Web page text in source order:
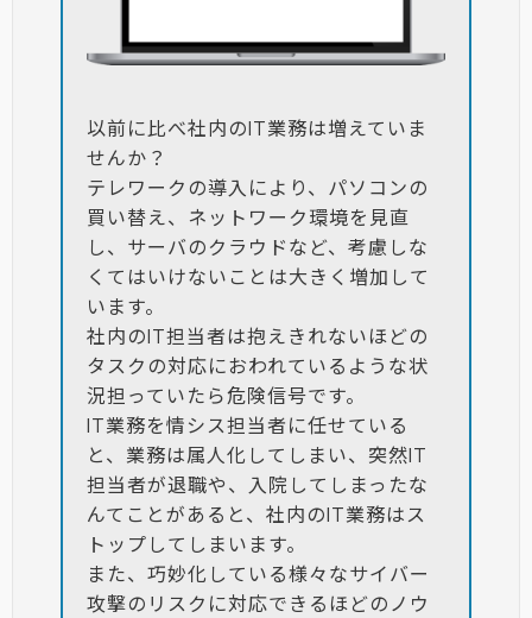
以前に比べ社内のIT業務は増えていま
せんか？
テレワークの導入により、パソコンの
買い替え、ネットワーク環境を見直
し、サーバのクラウドなど、考慮しな
くてはいけないことは大きく増加して
います。
社内のIT担当者は抱えきれないほどの
タスクの対応におわれているような状
況担っていたら危険信号です。
IT業務を情シス担当者に任せている
と、業務は属人化してしまい、突然IT
担当者が退職や、入院してしまったな
んてことがあると、社内のIT業務はス
トップしてしまいます。
また、巧妙化している様々なサイバー
攻撃のリスクに対応できるほどのノウ